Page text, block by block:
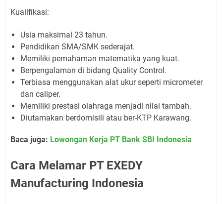
Kualifikasi:
Usia maksimal 23 tahun.
Pendidikan SMA/SMK sederajat.
Memiliki pemahaman matematika yang kuat.
Berpengalaman di bidang Quality Control.
Terbiasa menggunakan alat ukur seperti micrometer
dan caliper.
Memiliki prestasi olahraga menjadi nilai tambah.
Diutamakan berdomisili atau ber-KTP Karawang.
Baca juga: Lowongan Kerja PT Bank SBI Indonesia
Cara Melamar PT EXEDY
Manufacturing Indonesia